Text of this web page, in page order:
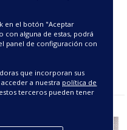
en el botón "Aceptar
con alguna de estas, podrá
panel de configuración con
que incorporan sus
a nuestra política de
terceros pueden tener